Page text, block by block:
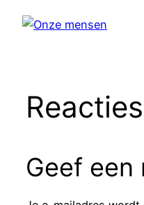
Reacties
Geef een